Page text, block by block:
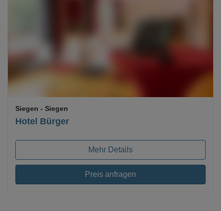
Hotel Bürger
Siegen - Siegen
Mehr Details
Preis anfragen